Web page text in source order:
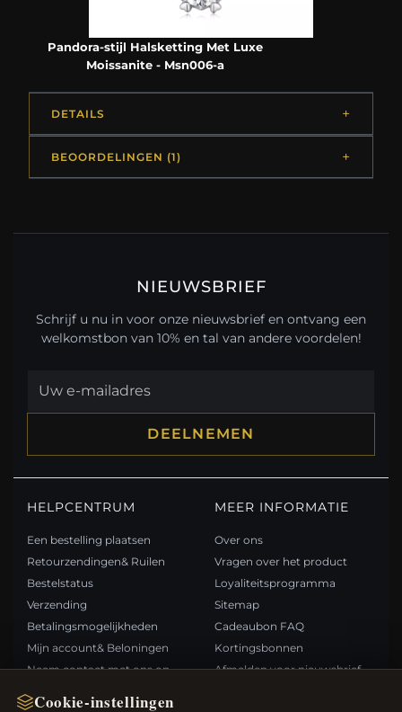
Cookie-instellingen
Pandora-stijl Halsketting Met Luxe
Moissanite - Msn006-a
DETAILS
BEOORDELINGEN (1)
NIEUWSBRIEF
Schrijf u nu in voor onze nieuwsbrief en ontvang een
welkomstbon van 10% en tal van andere voordelen!
DEELNEMEN
HELPCENTRUM
Een bestelling plaatsen
Retourzendingen& Ruilen
Bestelstatus
Verzending
Betalingsmogelijkheden
Mijn account& Beloningen
Neem contact met ons op
MEER INFORMATIE
Over ons
Vragen over het product
Loyaliteitsprogramma
Sitemap
Cadeaubon FAQ
Kortingsbonnen
Afmelden voor nieuwsbrief